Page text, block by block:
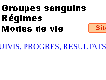
PROGRES, RESULTATS